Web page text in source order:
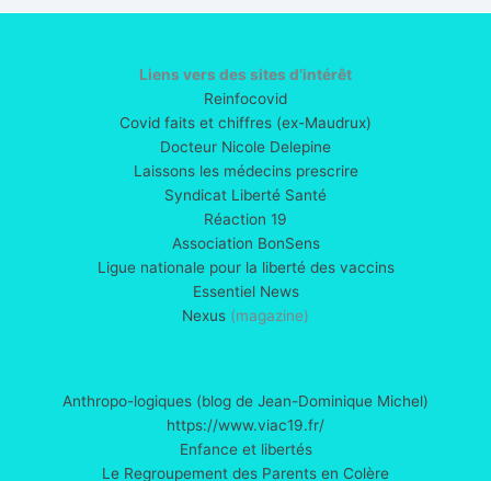
Liens vers des sites d’intérêt
Reinfocovid
Covid faits et chiffres (ex-Maudrux)
Docteur Nicole Delepine
Laissons les médecins prescrire
Syndicat Liberté Santé
Réaction 19
Association BonSens
Ligue nationale pour la liberté des vaccins
Essentiel News
Nexus (magazine)
Anthropo-logiques (blog de Jean-Dominique Michel)
https://www.viac19.fr/
Enfance et libertés
Le Regroupement des Parents en Colère